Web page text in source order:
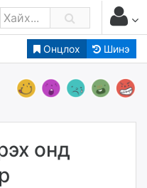
Онцлох Шинэ
онд